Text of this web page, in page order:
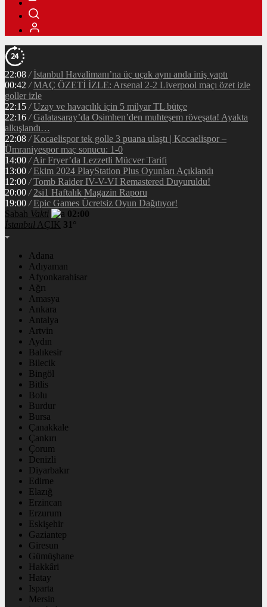
22:08 / İstanbul Havalimanı’na üç uçak aynı anda iniş yaptı
00:42 / MAÇ ÖZETİ İZLE: Arsenal 2-2 Liverpool maçı özet izle
goller izle
22:15 / Uzay ve havacılık için 5 milyar TL bütçe
22:16 / Galatasaray’da Osimhen’den muhteşem röveşata! Ayakta
alkışlandı…
22:08 / Kocaelispor tek golle 3 puana ulaştı | Kocaelispor –
Ümraniyespor maç sonucu: 1-0
14:00 / Air Fryer’da Lezzetli Mücver Tarifi
13:00 / Ekim 2024 PlayStation Plus Oyunları Açıklandı
12:00 / Tomb Raider IV-V-VI Remastered Duyuruldu!
20:00 / 2si1 Haftalık Magazin Raporu
19:00 / Epic Games Ücretsiz Oyun Dağıtıyor!
Sabah Vakti
02:00
İstanbul AÇIK 31°
Adana
Adıyaman
Afyonkarahisar
Ağrı
Amasya
Ankara
Antalya
Artvin
Aydın
Balıkesir
Bilecik
Bingöl
Bitlis
Bolu
Burdur
Bursa
Çanakkale
Çankırı
Çorum
Denizli
Diyarbakır
Edirne
Elazığ
Erzincan
Erzurum
Eskişehir
Gaziantep
Giresun
Gümüşhane
Hakkâri
Hatay
Isparta
Mersin